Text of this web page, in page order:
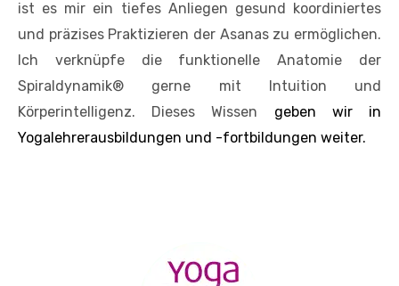
ist es mir ein tiefes Anliegen gesund koordiniertes
und präzises Praktizieren der Asanas zu ermöglichen.
Ich verknüpfe die funktionelle Anatomie der
Spiraldynamik® gerne mit Intuition und
Körperintelligenz. Dieses Wissen geben wir in
Yogalehrerausbildungen und -fortbildungen weiter.